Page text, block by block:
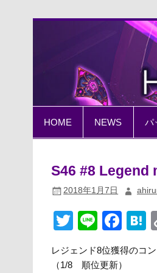
BeerBrick
ハースストーン情
HOME NEWS パ
S46 #8 Legend
2018年1月7日
T
tt
Li
e
F
c
e
レジェンド8位獲得のコ
（1/8 順位更新）